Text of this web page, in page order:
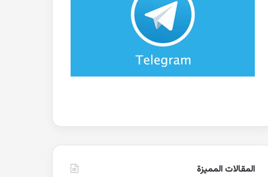
المقالات المميزة